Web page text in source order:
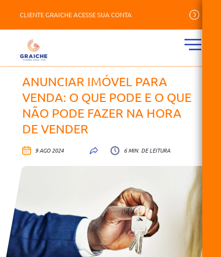
CLIENTE GRAICHE ACESSE SUA CONTA
ANUNCIAR IMÓVEL PARA
VENDA: O QUE PODE E O QUE
NÃO PODE FAZER NA HORA
DE VENDER
9 AGO 2024 6 MIN. DE LEITURA